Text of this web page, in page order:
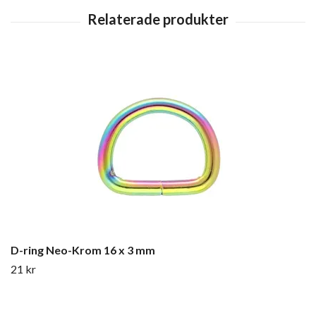
D-ring Neo-Krom 16 x 3 mm
21 kr